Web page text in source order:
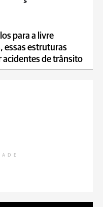
para a livre
essas estruturas
acidentes de trânsito